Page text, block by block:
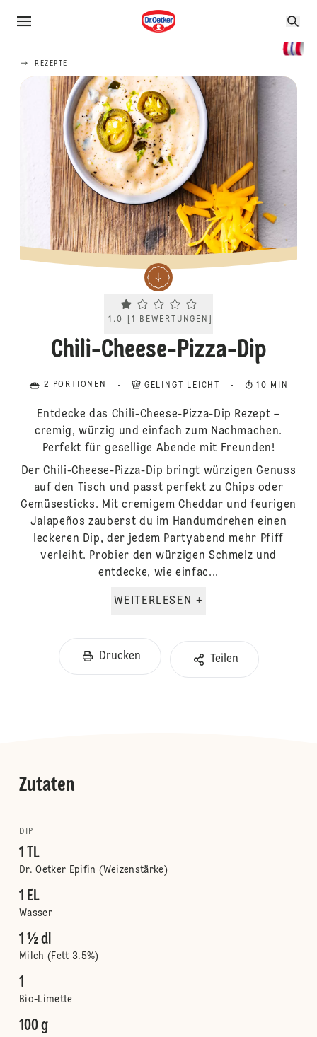
REZEPTE
Current rating 1.0. Click to rate.
1.0 1 BEWERTUNGEN
Chili-Cheese-Pizza-Dip
2 PORTIONEN GELINGT LEICHT 10 MIN
Entdecke das Chili-Cheese-Pizza-Dip Rezept –
cremig, würzig und einfach zum Nachmachen.
Perfekt für gesellige Abende mit Freunden!
Der Chili-Cheese-Pizza-Dip bringt würzigen Genuss
auf den Tisch und passt perfekt zu Chips oder
Gemüsesticks. Mit cremigem Cheddar und feurigen
Jalapeños zauberst du im Handumdrehen einen
leckeren Dip, der jedem Partyabend mehr Pfiff
verleiht. Probier den würzigen Schmelz und
entdecke, wie einfac...
WEITERLESEN +
Drucken Teilen
Zutaten
DIP
1 TL
Dr. Oetker Epifin (Weizenstärke)
1 EL
Wasser
1 ½ dl
Milch (Fett 3.5%)
1
Bio-Limette
100 g